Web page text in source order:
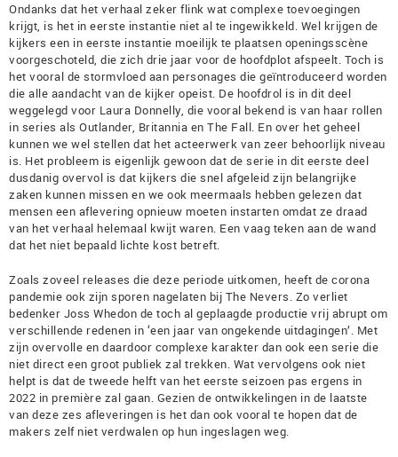
Ondanks dat het verhaal zeker flink wat complexe toevoegingen
krijgt, is het in eerste instantie niet al te ingewikkeld. Wel krijgen de
kijkers een in eerste instantie moeilijk te plaatsen openingsscène
voorgeschoteld, die zich drie jaar voor de hoofdplot afspeelt. Toch is
het vooral de stormvloed aan personages die geïntroduceerd worden
die alle aandacht van de kijker opeist. De hoofdrol is in dit deel
weggelegd voor Laura Donnelly, die vooral bekend is van haar rollen
in series als Outlander, Britannia en The Fall. En over het geheel
kunnen we wel stellen dat het acteerwerk van zeer behoorlijk niveau
is. Het probleem is eigenlijk gewoon dat de serie in dit eerste deel
dusdanig overvol is dat kijkers die snel afgeleid zijn belangrijke
zaken kunnen missen en we ook meermaals hebben gelezen dat
mensen een aflevering opnieuw moeten instarten omdat ze draad
van het verhaal helemaal kwijt waren. Een vaag teken aan de wand
dat het niet bepaald lichte kost betreft.
Zoals zoveel releases die deze periode uitkomen, heeft de corona
pandemie ook zijn sporen nagelaten bij The Nevers. Zo verliet
bedenker Joss Whedon de toch al geplaagde productie vrij abrupt om
verschillende redenen in ‘een jaar van ongekende uitdagingen’. Met
zijn overvolle en daardoor complexe karakter dan ook een serie die
niet direct een groot publiek zal trekken. Wat vervolgens ook niet
helpt is dat de tweede helft van het eerste seizoen pas ergens in
2022 in première zal gaan. Gezien de ontwikkelingen in de laatste
van deze zes afleveringen is het dan ook vooral te hopen dat de
makers zelf niet verdwalen op hun ingeslagen weg.